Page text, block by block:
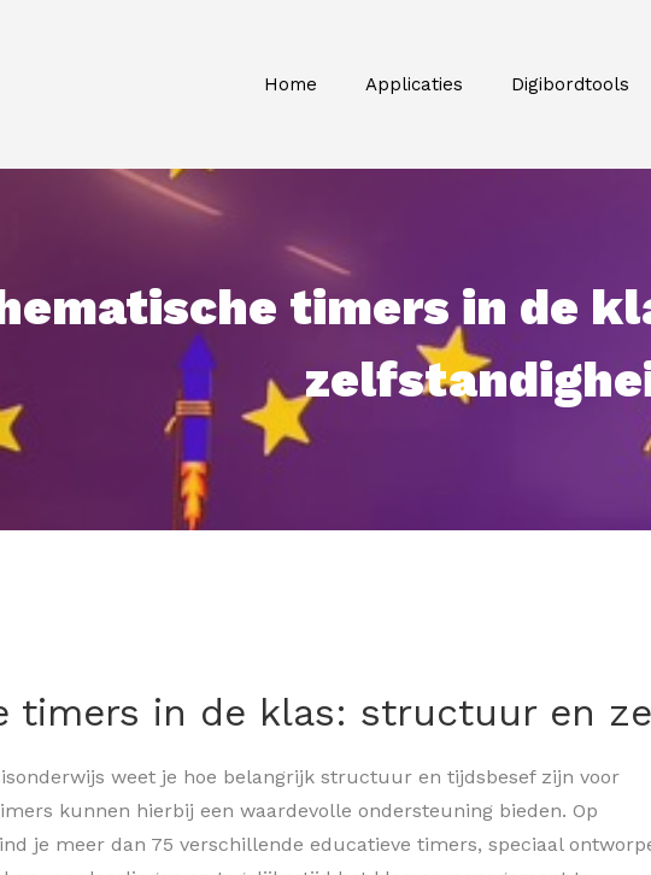
Home Applicaties Digibordtools
timers in de
timers in de klas: structuur en
weet je hoe belangrijk structuur en tijdsbesef zijn voor
kunnen hierbij een waardevolle ondersteuning bieden. Op
je meer dan 75 verschillende educatieve timers, speciaal